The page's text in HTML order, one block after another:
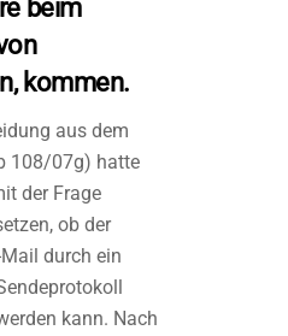
beim
kommen.
aus dem
108/07g) hatte
der Frage
ob der
durch ein
kann. Nach